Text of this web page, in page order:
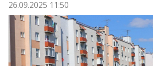
26.09.2025 11:50